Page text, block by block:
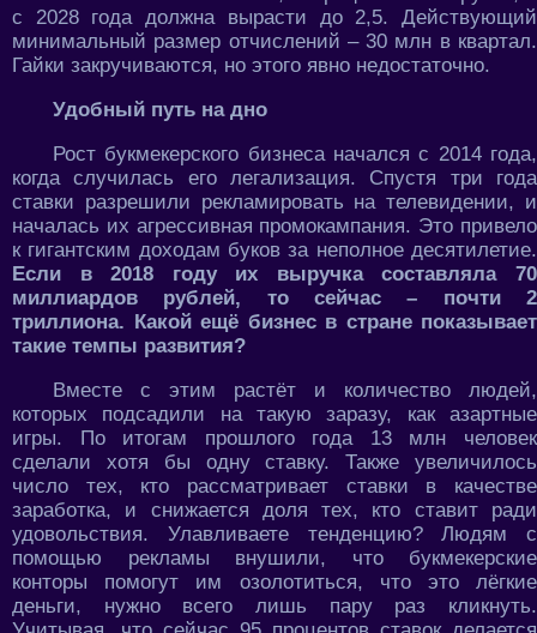
с 2028 года должна вырасти до 2,5. Действующий
минимальный размер отчислений – 30 млн в квартал.
Гайки закручиваются, но этого явно недостаточно.
Удобный путь на дно
Рост букмекерского бизнеса начался с 2014 года,
когда случилась его легализация. Спустя три года
ставки разрешили рекламировать на телевидении, и
началась их агрессивная промокампания. Это привело
к гигантским доходам буков за неполное десятилетие.
Если в 2018 году их выручка составляла 70
миллиардов рублей, то сейчас – почти 2
триллиона. Какой ещё бизнес в стране показывает
такие темпы развития?
Вместе с этим растёт и количество людей,
которых подсадили на такую заразу, как азартные
игры. По итогам прошлого года 13 млн человек
сделали хотя бы одну ставку. Также увеличилось
число тех, кто рассматривает ставки в качестве
заработка, и снижается доля тех, кто ставит ради
удовольствия. Улавливаете тенденцию? Людям с
помощью рекламы внушили, что букмекерские
конторы помогут им озолотиться, что это лёгкие
деньги, нужно всего лишь пару раз кликнуть.